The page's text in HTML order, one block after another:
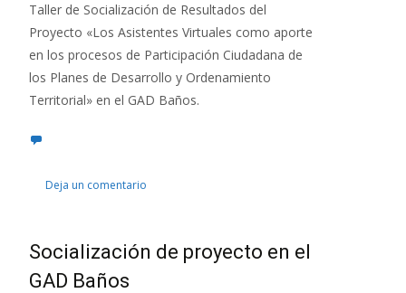
Taller de Socialización de Resultados del
Proyecto «Los Asistentes Virtuales como aporte
en los procesos de Participación Ciudadana de
los Planes de Desarrollo y Ordenamiento
Territorial» en el GAD Baños.
Deja un comentario
Socialización de proyecto en el
GAD Baños